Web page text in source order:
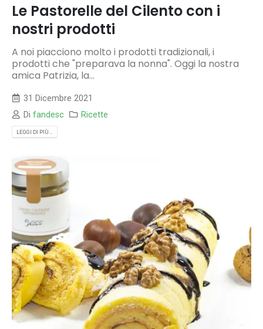
Le Pastorelle del Cilento con i
nostri prodotti
A noi piacciono molto i prodotti tradizionali, i
prodotti che "preparava la nonna". Oggi la nostra
amica Patrizia, la...
31 Dicembre 2021
Difandesc Ricette
LEGGI DI PIÙ...